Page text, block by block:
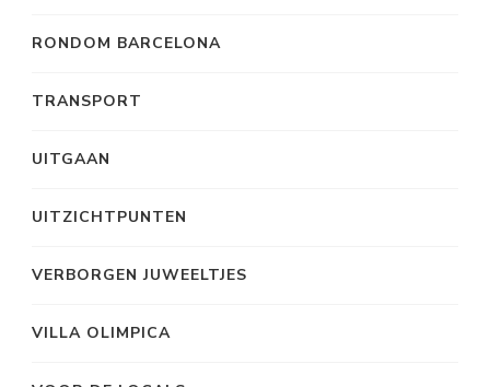
RONDOM BARCELONA
TRANSPORT
UITGAAN
UITZICHTPUNTEN
VERBORGEN JUWEELTJES
VILLA OLIMPICA